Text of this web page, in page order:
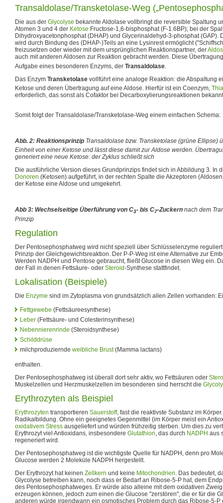
Transaldolase/Transketolase-Weg
Die aus der Glycolyse bekannte Aldolase vollbringt die reversible Spaltung
Atomen 3 und 4 der Ketose Fructose-1,6-bisphosphat (F-1.6BP); bei der
Dihydroxyacetonphosphat (DHAP) und Glycerinaldehyd-3-phosphat (GAP).
wird durch Bindung des (DHAP-)Teils an eine Lysinrest ermöglicht
freizusetzen oder wieder mit dem ursprünglichen Reaktionspartner, der
auch mit anderen Aldosen zur Reaktion gebracht werden. Diese
Aufgabe eines besonderen Enzyms, der Transaldolase
Das Enzym Transketolase vollführt eine analoge Reaktion: die Abspaltung
Ketose und deren Übertragung auf eine Aldose. Hierfür ist ein Coenzym,
erforderlich, das sonst als Cofaktor bei Decarboxylierungsreaktionen
Somit folgt der Transaldolase/Transketolase-Weg einem einfachen Schema:
Abb. 2: Reaktionsprinzip Transaldolase bzw. Transketolase (grüne Ellipse)
Einheit von einer Ketose und lässt diese damit zur Aldose werden.
generiert eine neue Ketose: der Zyklus schließt sich
Die ausführliche Version dieses Grundprinzips findet sich in Abbildung 3. In
Donoren (Ketosen) aufgeführt, in der rechten Spalte die Akzeptoren
der Ketose eine Aldose und umgekehrt.
Abb 3: Wechselseitige Überführung von C3- bis C7-Zuckern nach dem
Prinzip
Regulation
Der Pentosephosphatweg wird nicht speziell über Schlüsselenzyme
Prinzip der Gleichgewichtsreaktion. Der P-P-Weg ist eine Alternative zur
Werden NADPH und Pentose gebraucht, fließt Glucose in diesen Weg ein.
der Fall in denen Fettsäure- oder Steroid-Synthese stattfindet.
Lokalisation (Beispiele)
Die Enzyme sind im Zytoplasma von grundsätzlich allen Zellen vorhanden:
Fettgewebe (Fettsäureesynthese)
Leber (Fettsäure- und Colesterinsynthese)
Nebennierenrinde (Steroidsynthese)
Schilddrüse
milchproduziernde weibliche Brust(Mamma lactans)
enthalten.
Der Pentosephosphatweg ist überall dort sehr aktiv, wo Fettsäuren oder
Muskelzellen und Herzmuskelzellen im besonderen sind herrscht die
Erythrozyten als Beispiel
Erythrozyten transportieren Sauerstoff, fast die reaktivste Substanz im
Radikalbildung. Ohne ein geeignetes Gegenmittel (im Körper meist ein
oxidativem Stress ausgeliefert und würden frühzeitig sterben. Um dies zu
Erythrozyt viel Antioxidans, insbesondere Glutathion, das durch NADPH aus
regeneriert wird.
Der Pentosephosphatweg ist die wichtigste Quelle für NADPH, denn pro
Glucose werden 2 Moleküle NADPH hergestellt.
Der Erythrozyt hat keinen Zellkern und keine Mitochondrien. Das bedeutet,
Glycolyse betreiben kann, noch dass er Bedarf an Ribose-5-P hat, dem
des Pentosephosphatweges. Er würde also alleine mit dem oxidativen
erzeugen können, jedoch zum einen die Glucose "zerstören", die er für die
anderen würde irgendwann ein osmotisches Problem durch das Ribose-5-P